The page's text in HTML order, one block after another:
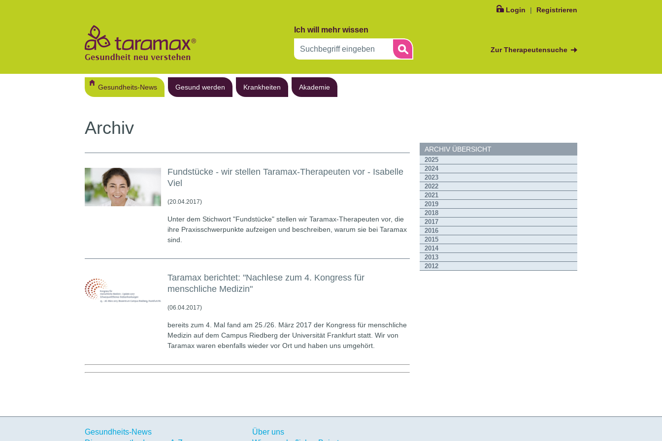
Login | Registrieren
Ich will mehr wissen
Zur Therapeutensuche
Gesundheits-News Gesund werden Krankheiten Akademie
Archiv
Fundstücke - wir stellen Taramax-Therapeuten vor - Isabelle
Viel
(20.04.2017)
Unter dem Stichwort "Fundstücke" stellen wir Taramax-Therapeuten vor, die
ihre Praxisschwerpunkte aufzeigen und beschreiben, warum sie bei Taramax
sind.
Taramax berichtet: "Nachlese zum 4. Kongress für
menschliche Medizin"
(06.04.2017)
bereits zum 4. Mal fand am 25./26. März 2017 der Kongress für menschliche
Medizin auf dem Campus Riedberg der Universität Frankfurt statt. Wir von
Taramax waren ebenfalls wieder vor Ort und haben uns umgehört.
ARCHIV ÜBERSICHT
2025
2024
2023
2022
2021
2019
2018
2017
2016
2015
2014
2013
2012
Gesundheits-News
Über uns